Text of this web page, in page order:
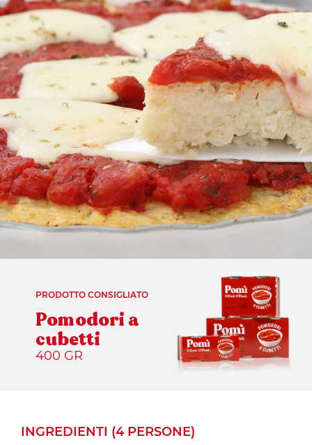
PRODOTTO CONSIGLIATO
Pomodori a
cubetti
400 GR
INGREDIENTI (4 PERSONE)